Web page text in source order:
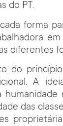
do PT.
forma
diferentes
do
A
das